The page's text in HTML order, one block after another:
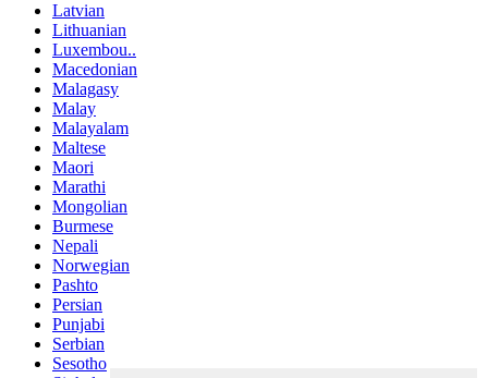
Latvian
Lithuanian
Luxembou..
Macedonian
Malagasy
Malay
Malayalam
Maltese
Maori
Marathi
Mongolian
Burmese
Nepali
Norwegian
Pashto
Persian
Punjabi
Serbian
Sesotho